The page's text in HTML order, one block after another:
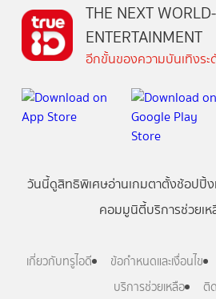
THE NEXT
ENTERTAINMENT
อีกขั้นของความบันเทิงร
วันนี้ดูสิทธิพิเศษอ่านเกมตาตั้งช้อปปิ้ง
คอมมูนิตี้บริการช่วยเ
เกี่ยวกับทรูไอดี ข้อกำหนดและเงื่อนไข
บริการช่วยเหลือ
ติ